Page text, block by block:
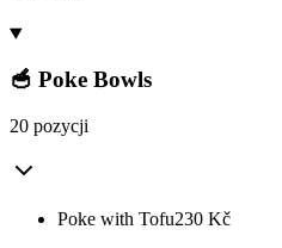
🥣 Poke Bowls
20 pozycji
Poke with Tofu230 Kč